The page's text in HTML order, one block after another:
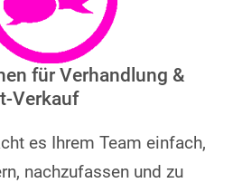
für Verhandlung &
Verkauf
es Ihrem Team einfach,
nachzufassen und zu